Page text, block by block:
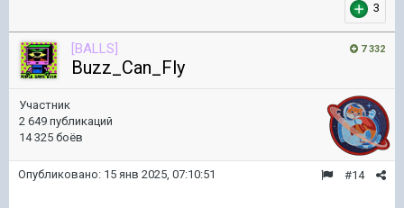
3
7 332
[BALLS]
Buzz_Can_Fly
Участник
2 649 публикаций
14 325 боёв
#14
Опубликовано: 15 янв 2025, 07:10:51